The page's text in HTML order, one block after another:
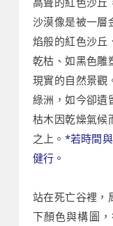
沙漠像是被一層
焰般的紅色沙丘
乾枯、如黑色雕
現實的自然景觀
綠洲，如今卻遺
枯木因乾燥氣候
之上。 *若時間
健行。
站在死亡谷裡，
下顏色與構圖